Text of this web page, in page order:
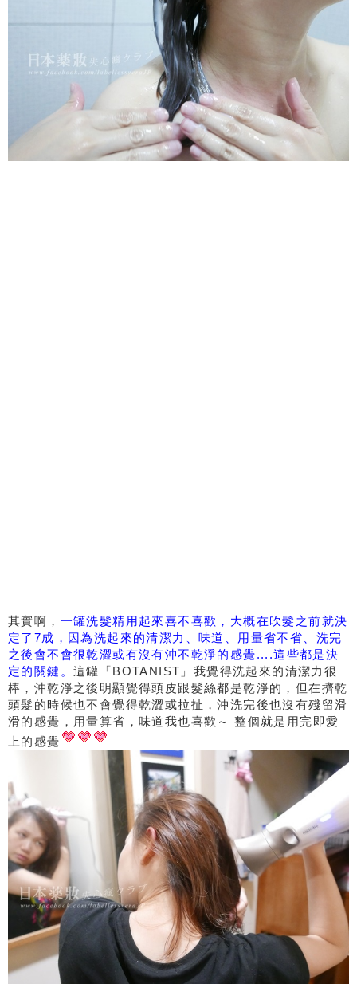
其實啊， 一罐洗髮精用起來喜不喜歡，大概在吹髮之前就決
定了7成，因為洗起來的清潔力、味道、用量省不省、洗完
之後會不會很乾澀或有沒有沖不乾淨的感覺....這些都是決
定的關鍵。 這罐「BOTANIST」我覺得洗起來的清潔力很
棒，沖乾淨之後明顯覺得頭皮跟髮絲都是乾淨的，但在擠乾
頭髮的時候也不會覺得乾澀或拉扯，沖洗完後也沒有殘留滑
滑的感覺，用量算省，味道我也喜歡～ 整個就是用完即愛
上的感覺